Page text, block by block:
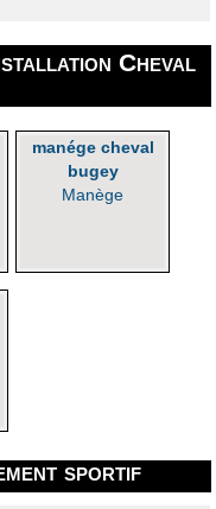
Cheval
manége cheval
bugey
Manège
sportif